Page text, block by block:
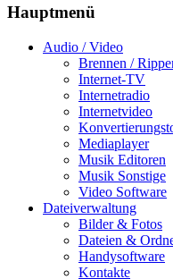
Hauptmenü
Audio / Video
Brennen /
Internet-TV
Internetradio
Internetvideo
Mediaplayer
Musik Editoren
Musik Sonstige
Video Software
Dateiverwaltung
Bilder & Fotos
Dateien &
Handysoftware
Kontakte